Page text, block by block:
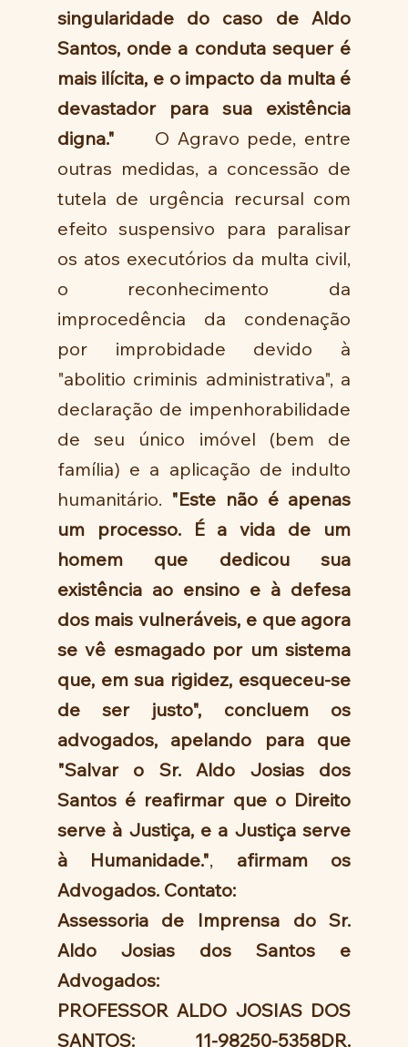
singularidade do caso de Aldo
Santos, onde a conduta sequer é
mais ilícita, e o impacto da multa é
devastador para sua existência
digna." O Agravo pede, entre
outras medidas, a concessão de
tutela de urgência recursal com
efeito suspensivo para paralisar
os atos executórios da multa civil,
o reconhecimento da
improcedência da condenação
por improbidade devido à
"abolitio criminis administrativa", a
declaração de impenhorabilidade
de seu único imóvel (bem de
família) e a aplicação de indulto
humanitário. "Este não é apenas
um processo. É a vida de um
homem que dedicou sua
existência ao ensino e à defesa
dos mais vulneráveis, e que agora
se vê esmagado por um sistema
que, em sua rigidez, esqueceu-se
de ser justo", concluem os
advogados, apelando para que
"Salvar o Sr. Aldo Josias dos
Santos é reafirmar que o Direito
serve à Justiça, e a Justiça serve
à Humanidade.", afirmam os
Advogados. Contato:
Assessoria de Imprensa do Sr.
Aldo Josias dos Santos e
Advogados:
PROFESSOR ALDO JOSIAS DOS
SANTOS: 11-98250-5358DR.